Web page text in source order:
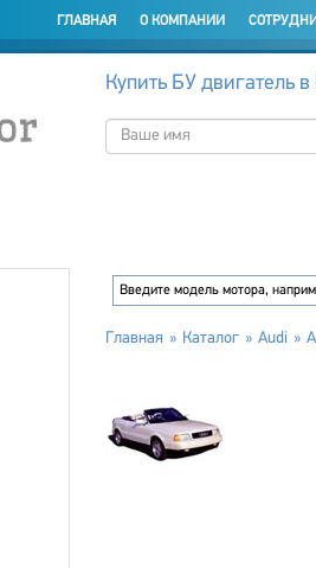
ГЛАВНАЯ О КОМПАНИИ
Купить БУ двигатель в
Главная Каталог Audi